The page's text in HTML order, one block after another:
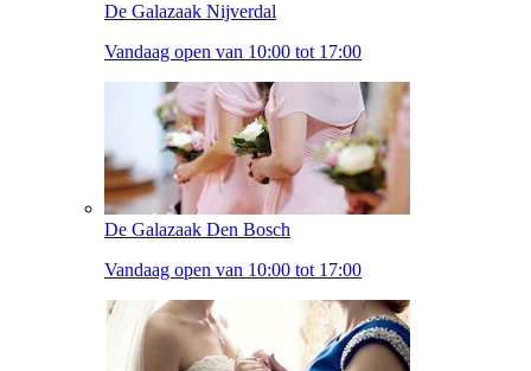
De Galazaak Nijverdal
Vandaag open van 10:00 tot 17:00
De Galazaak Den Bosch
Vandaag open van 10:00 tot 17:00